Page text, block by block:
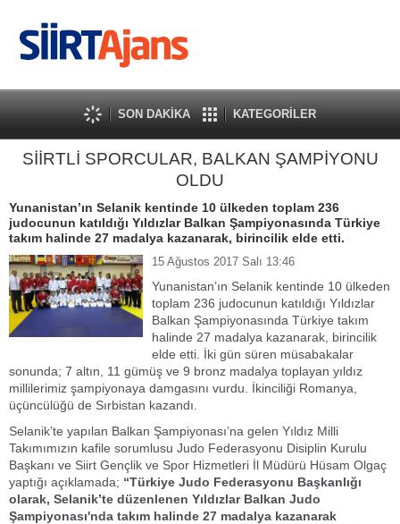
SON DAKİKA KATEGORİLER
SİİRTLİ SPORCULAR, BALKAN ŞAMPİYONU
OLDU
Yunanistan’ın Selanik kentinde 10 ülkeden toplam 236
judocunun katıldığı Yıldızlar Balkan Şampiyonasında Türkiye
takım halinde 27 madalya kazanarak, birincilik elde etti.
15 Ağustos 2017 Salı 13:46
Yunanistan’ın Selanik kentinde 10 ülkeden
toplam 236 judocunun katıldığı Yıldızlar
Balkan Şampiyonasında Türkiye takım
halinde 27 madalya kazanarak, birincilik
elde etti. İki gün süren müsabakalar
sonunda; 7 altın, 11 gümüş ve 9 bronz madalya toplayan yıldız
millilerimiz şampiyonaya damgasını vurdu. İkinciliği Romanya,
üçüncülüğü de Sırbistan kazandı.
Selanik’te yapılan Balkan Şampiyonası’na gelen Yıldız Milli
Takımımızın kafile sorumlusu Judo Federasyonu Disiplin Kurulu
Başkanı ve Siirt Gençlik ve Spor Hizmetleri İl Müdürü Hüsam Olgaç
yaptığı açıklamada; “Türkiye Judo Federasyonu Başkanlığı
olarak, Selanik’te düzenlenen Yıldızlar Balkan Judo
Şampiyonası'nda takım halinde 27 madalya kazanarak